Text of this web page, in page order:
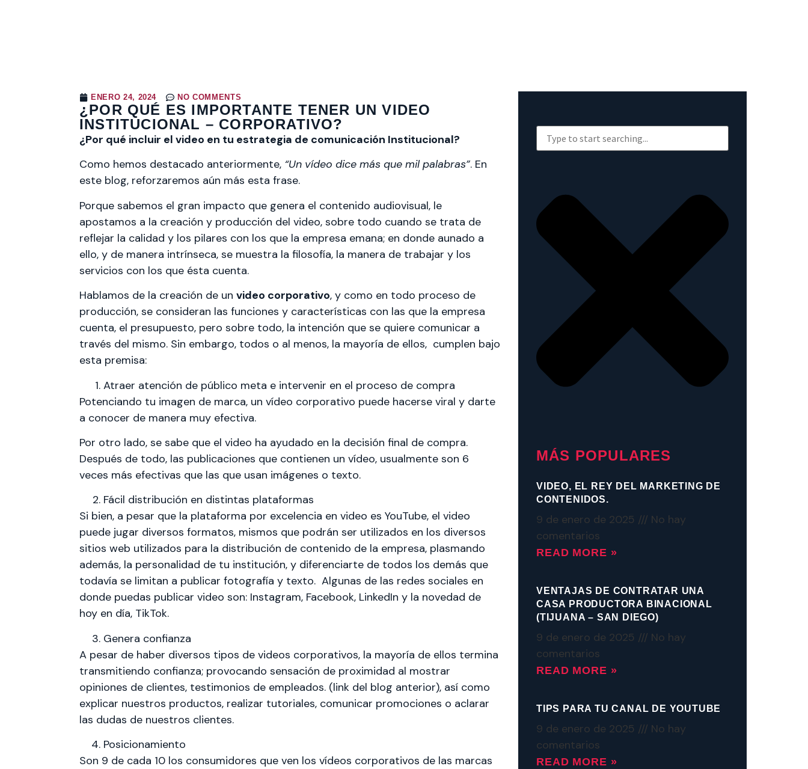
ENERO 24, 2024 NO COMMENTS
¿POR QUÉ ES IMPORTANTE TENER UN VIDEO
INSTITUCIONAL – CORPORATIVO?
¿Por qué incluir el video en tu estrategia de comunicación Institucional?
Como hemos destacado anteriormente, “Un vídeo dice más que mil palabras”. En
este blog, reforzaremos aún más esta frase.
Porque sabemos el gran impacto que genera el contenido audiovisual, le
apostamos a la creación y producción del video, sobre todo cuando se trata de
reflejar la calidad y los pilares con los que la empresa emana; en donde aunado a
ello, y de manera intrínseca, se muestra la filosofía, la manera de trabajar y los
servicios con los que ésta cuenta.
Hablamos de la creación de un video corporativo, y como en todo proceso de
producción, se consideran las funciones y características con las que la empresa
cuenta, el presupuesto, pero sobre todo, la intención que se quiere comunicar a
través del mismo. Sin embargo, todos o al menos, la mayoría de ellos, cumplen bajo
esta premisa:
Atraer atención de público meta e intervenir en el proceso de compra
Potenciando tu imagen de marca, un vídeo corporativo puede hacerse viral y darte
a conocer de manera muy efectiva.
Por otro lado, se sabe que el video ha ayudado en la decisión final de compra.
Después de todo, las publicaciones que contienen un vídeo, usualmente son 6
veces más efectivas que las que usan imágenes o texto.
Fácil distribución en distintas plataformas
Si bien, a pesar que la plataforma por excelencia en video es YouTube, el video
puede jugar diversos formatos, mismos que podrán ser utilizados en los diversos
sitios web utilizados para la distribución de contenido de la empresa, plasmando
además, la personalidad de tu institución, y diferenciarte de todos los demás que
todavía se limitan a publicar fotografía y texto. Algunas de las redes sociales en
donde puedas publicar video son: Instagram, Facebook, LinkedIn y la novedad de
hoy en día, TikTok.
Genera confianza
A pesar de haber diversos tipos de videos corporativos, la mayoría de ellos termina
transmitiendo confianza; provocando sensación de proximidad al mostrar
opiniones de clientes, testimonios de empleados. (link del blog anterior), así como
explicar nuestros productos, realizar tutoriales, comunicar promociones o aclarar
las dudas de nuestros clientes.
Posicionamiento
Son 9 de cada 10 los consumidores que ven los vídeos corporativos de las marcas
MÁS POPULARES
VIDEO, EL REY DEL MARKETING DE
CONTENIDOS.
9 de enero de 2025
No hay
comentarios
READ MORE »
VENTAJAS DE CONTRATAR UNA
CASA PRODUCTORA BINACIONAL
(TIJUANA – SAN DIEGO)
9 de enero de 2025
No hay
comentarios
READ MORE »
TIPS PARA TU CANAL DE YOUTUBE
9 de enero de 2025
No hay
comentarios
READ MORE »